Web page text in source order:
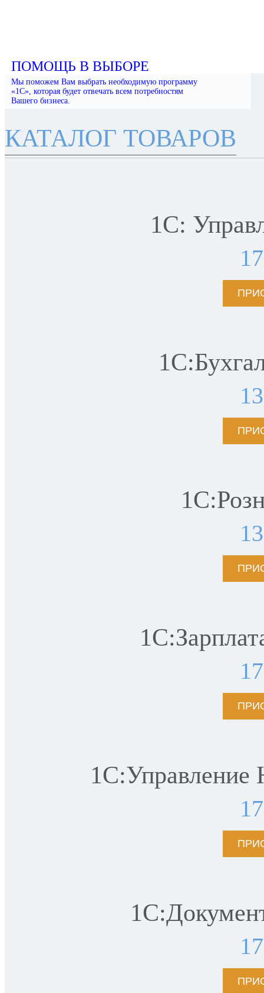
ПОМОЩЬ В ВЫБОРЕ
Мы поможем Вам выбрать необходимую программу
«1С», которая будет отвечать всем потребностям
Вашего бизнеса.
КАТАЛОГ ТОВАРОВ
1С: